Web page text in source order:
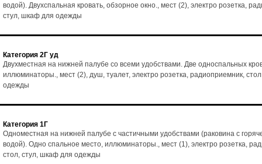
водой). Двухспальная кровать, обзорное окно., мест (2), электро розетка,
стул, шкаф для одежды
Категория 2Г уд
Двухместная на нижней палубе со всеми удобствами. Две односпальных
иллюминаторы., мест (2), душ, туалет, электро розетка, радиоприемник,
одежды
Категория 1Г
Одноместная на нижней палубе с частичными удобствами (раковина с
водой). Одно спальное место, иллюминаторы., мест (1), электро розетка,
стол, стул, шкаф для одежды